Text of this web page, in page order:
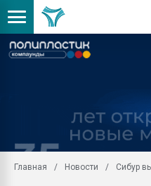
Главная Новости Сибур